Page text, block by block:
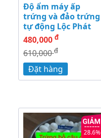
Độ ẩm máy ấp
trứng và đảo trứng
tự động Lộc Phát
480,000 đ
610,000đ
Đặt hàng
28.6%